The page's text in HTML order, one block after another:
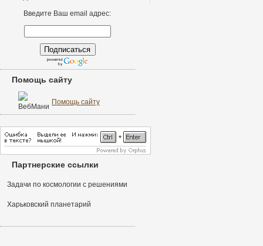
Введите Ваш email адрес:
Помощь сайту
Помощь сайту
Партнерские ссылки
Задачи по космологии с решениями
Харьковский планетарий